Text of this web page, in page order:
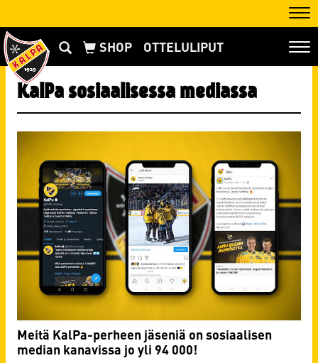
OTTELULIPUT
KalPa sosiaalisessa mediassa
Meitä KalPa-perheen jäseniä on sosiaalisen
median kanavissa jo yli 94 000!